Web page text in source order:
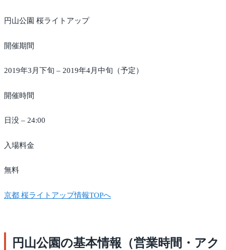
円山公園 桜ライトアップ
開催期間
2019年3月下旬 – 2019年4月中旬（予定）
開催時間
日没 – 24:00
入場料金
無料
京都 桜ライトアップ情報TOPへ
円山公園の基本情報（営業時間・アク